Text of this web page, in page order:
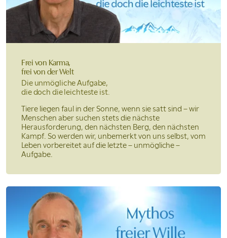
Frei von Karma,
frei von der Welt
Die unmögliche Aufgabe,
die doch die leichteste ist.
Tiere liegen faul in der Sonne, wenn sie satt sind – wir
Menschen aber suchen stets die nächste
Herausforderung, den nächsten Berg, den nächsten
Kampf. So werden wir, unbemerkt von uns selbst, vom
Leben vorbereitet auf die letzte – unmögliche –
Aufgabe.